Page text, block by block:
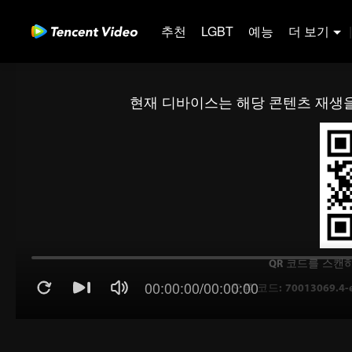
추천 LGBT 예능 더 보기 |